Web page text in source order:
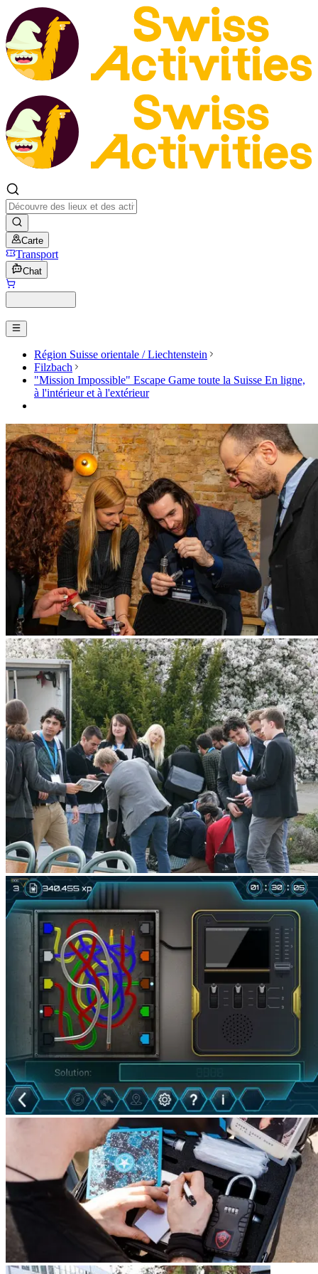
Carte
Transport
Chat
Région Suisse orientale / Liechtenstein
Filzbach
"Mission Impossible" Escape Game toute la Suisse En ligne,
à l'intérieur et à l'extérieur